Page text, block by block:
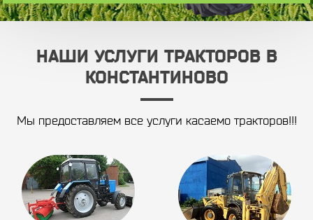
НАШИ УСЛУГИ ТРАКТОРОВ В
КОНСТАНТИНОВО
Мы предоставляем все услуги касаемо тракторов!!!